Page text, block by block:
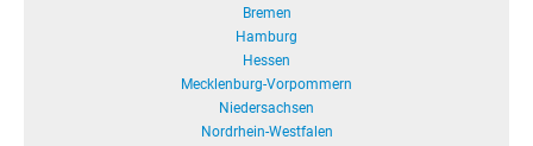
Bremen
Hamburg
Hessen
Mecklenburg-Vorpommern
Niedersachsen
Nordrhein-Westfalen